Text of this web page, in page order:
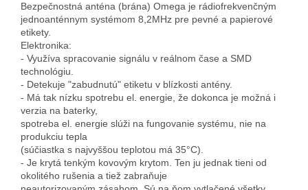
Bezpečnostná anténa (brána) Omega je rádiofrekvenčným
jednoanténnym systémom 8,2MHz pre pevné a papierové
etikety.
Elektronika:
- Využíva spracovanie signálu v reálnom čase a SMD
technológiu.
- Detekuje "zabudnutú" etiketu v blízkosti antény.
- Má tak nízku spotrebu el. energie, že dokonca je možná i
verzia na baterky,
spotreba el. energie slúži na fungovanie systému, nie na
produkciu tepla
(súčiastka s najvyššou teplotou má 35°C).
- Je krytá tenkým kovovým krytom. Ten ju jednak tieni od
okolitého rušenia a tiež zabraňuje